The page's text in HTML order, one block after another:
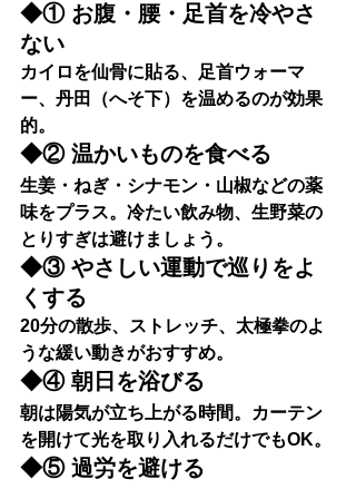
◆① お腹・腰・足首を冷やさ
ない
カイロを仙骨に貼る、足首ウォーマ
ー、丹田（へそ下）を温めるのが効果
的。
◆② 温かいものを食べる
生姜・ねぎ・シナモン・山椒などの薬
味をプラス。冷たい飲み物、生野菜の
とりすぎは避けましょう。
◆③ やさしい運動で巡りをよ
くする
20分の散歩、ストレッチ、太極拳のよ
うな緩い動きがおすすめ。
◆④ 朝日を浴びる
朝は陽気が立ち上がる時間。カーテン
を開けて光を取り入れるだけでもOK。
◆⑤ 過労を避ける